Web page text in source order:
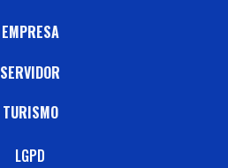
EMPRESA
SERVIDOR
TURISMO
LGPD